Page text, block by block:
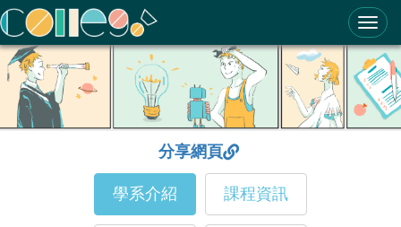
ColleGo! 大學選才與高中育才輔助系統
分享網頁
學系介紹 課程資訊